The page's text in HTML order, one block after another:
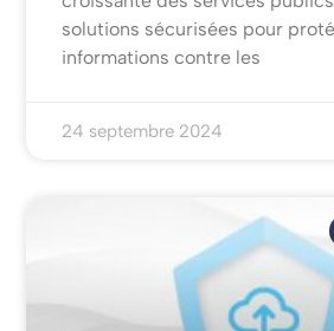
solutions sécurisées pour
informations contre les
24 septembre 2024